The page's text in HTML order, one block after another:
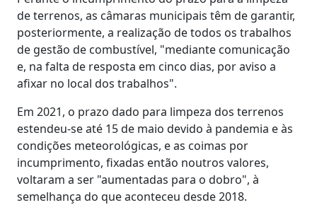
de terrenos, as câmaras municipais têm de garantir,
posteriormente, a realização de todos os trabalhos
de gestão de combustível, "mediante comunicação
e, na falta de resposta em cinco dias, por aviso a
afixar no local dos trabalhos".
Em 2021, o prazo dado para limpeza dos terrenos
estendeu-se até 15 de maio devido à pandemia e às
condições meteorológicas, e as coimas por
incumprimento, fixadas então noutros valores,
voltaram a ser "aumentadas para o dobro", à
semelhança do que aconteceu desde 2018.